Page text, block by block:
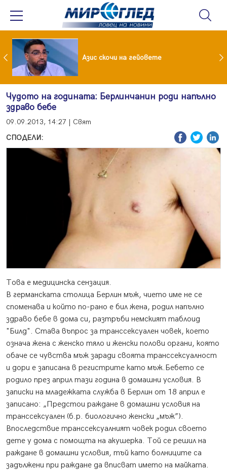
във фейсбук и инстаграм за непълнолетни Азис скочи на гейовете
Чудото на годината: Берлинчанин роди напълно
здраво бебе
09.09.2013, 14:27 | Свят
СПОДЕЛИ:
Това е медицинска сензация.
В германската столица Берлин мъж, чието име не се
споменава и който по-рано е бил жена, родил напълно
здраво бебе в дома си, разтръби немският таблоид
"Билд". Става въпрос за транссексуален човек, което
означа жена с женско тяло и женски полови органи, която
обаче се чувства мъж заради своята транссексуалност
и дори е записана в регистрите като мъж.Бебето се
родило през април тази година в домашни условия. В
записки на младежката служба в Берлин от 18 април е
записано: „Предстои раждане в домашни условия на
транссексуален (б.р. биологично женски „мъж”).
Впоследствие транссексуалният човек родил своето
дете у дома с помощта на акушерка. Той се решил на
раждане в домашни условия, тъй като болниците са
задължени при раждане да вписват името на майката.